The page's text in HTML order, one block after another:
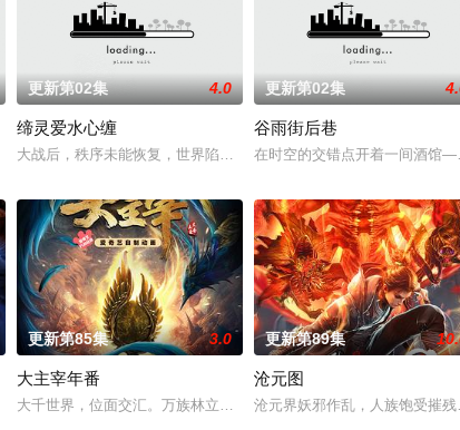
为救治师父森木宇冲击仙蜜试炼赛冠军，一边暗中追
，为应劫而至，他身化亿万血雨，洒落万古岁月，经历无数时空的熬炼
更新第02集 4.0
缔灵爱水心缠
大战后，秩序未能恢复，世界陷入混乱。混沌从深渊崛起，黑暗如
更新第02集
谷雨街后巷
在时空的交错点开着一间酒馆
）、辽国女粉丝耶律云（原型为高丽使者之子金富轼
界，灵修一念动山河，武者徒手撕天地。星辰镇昔日天才辰天，十岁后
更新第85集 3.0
大主宰年番
大千世界，位面交汇。万族林立，群英荟萃。一位位来自下位面的天
更新第89集
沧元图
沧元界妖邪作乱，人族饱受摧